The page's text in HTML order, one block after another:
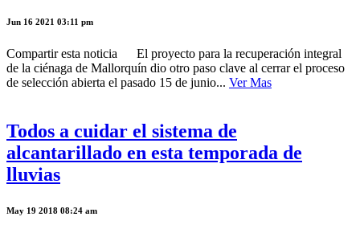
Jun 16 2021 03:11 pm
Compartir esta noticia El proyecto para la recuperación integral
de la ciénaga de Mallorquín dio otro paso clave al cerrar el proceso
de selección abierta el pasado 15 de junio... Ver Mas
Todos a cuidar el sistema de
alcantarillado en esta temporada de
lluvias
May 19 2018 08:24 am